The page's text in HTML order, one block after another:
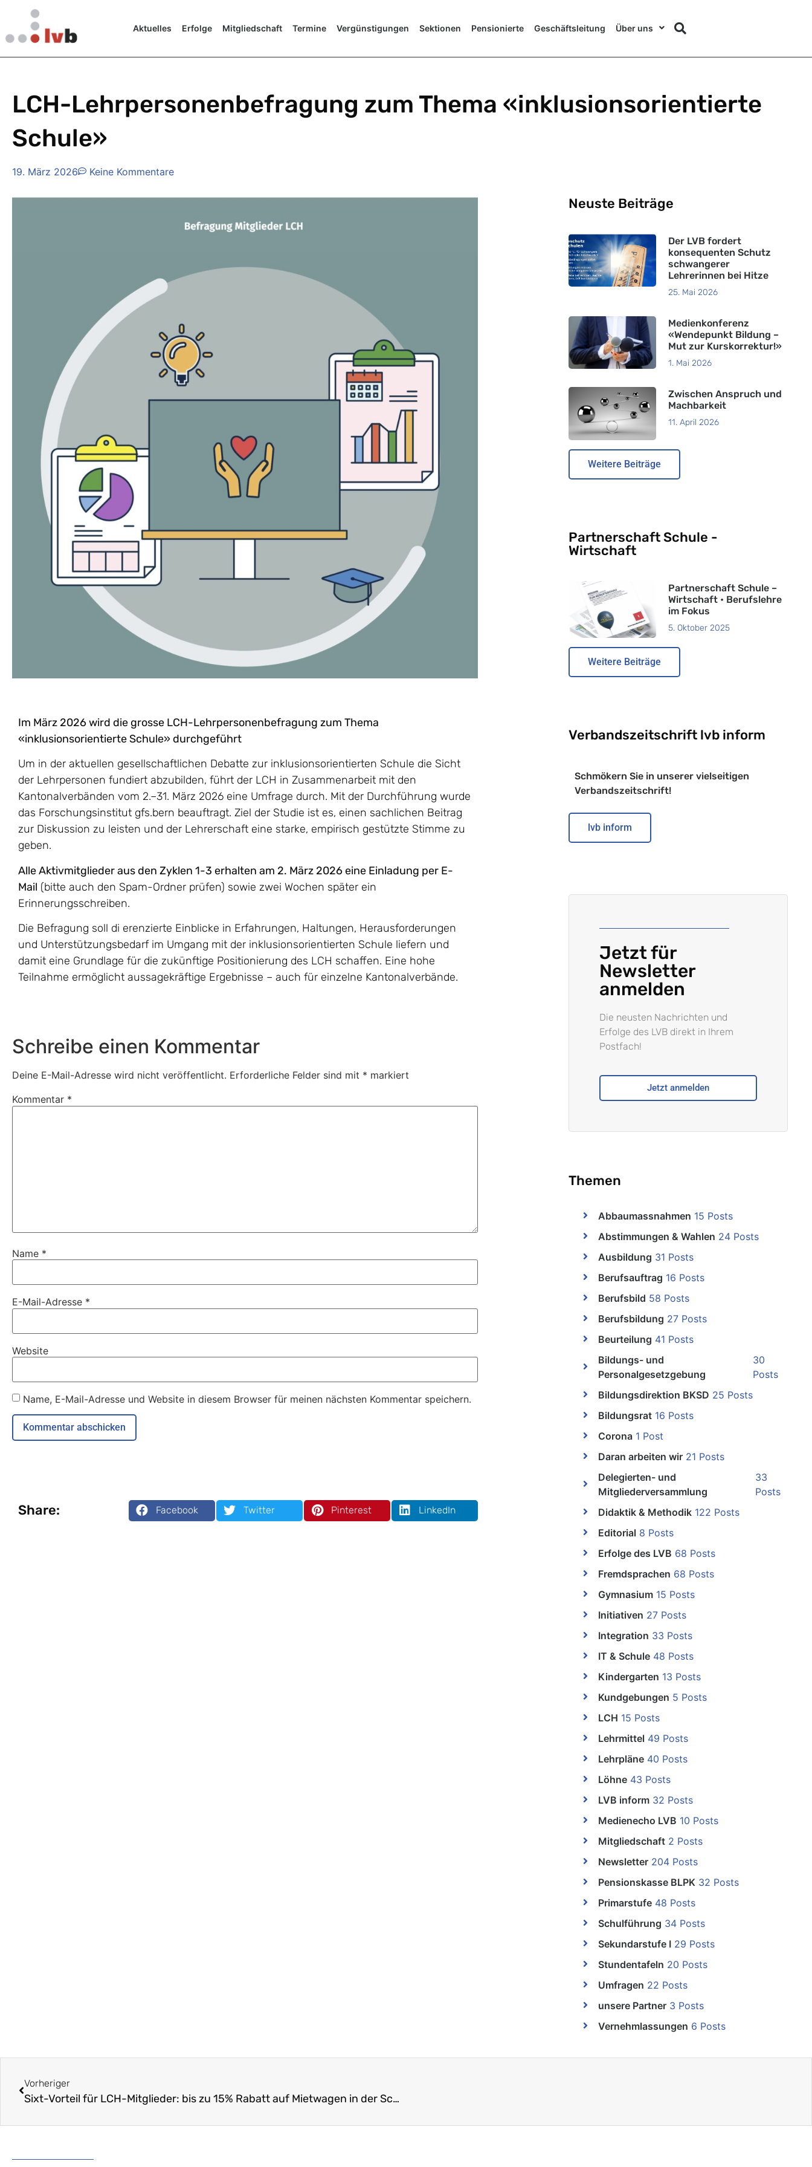
Aktuelles Erfolge Mitgliedschaft Termine Vergünstigungen Sektionen Pensionierte Geschäftsleitung Über uns
LCH-Lehrpersonenbefragung zum Thema «inklusionsorientierte
Schule»
19. März 2026 Keine Kommentare
Im März 2026 wird die grosse LCH-Lehrpersonenbefragung zum Thema
«inklusionsorientierte Schule» durchgeführt
Um in der aktuellen gesellschaftlichen Debatte zur inklusionsorientierten Schule die Sicht
der Lehrpersonen fundiert abzubilden, führt der LCH in Zusammenarbeit mit den
Kantonalverbänden vom 2.–31. März 2026 eine Umfrage durch. Mit der Durchführung wurde
das Forschungsinstitut gfs.bern beauftragt. Ziel der Studie ist es, einen sachlichen Beitrag
zur Diskussion zu leisten und der Lehrerschaft eine starke, empirisch gestützte Stimme zu
geben.
Alle Aktivmitglieder aus den Zyklen 1-3 erhalten am 2. März 2026 eine Einladung per E-
Mail (bitte auch den Spam-Ordner prüfen) sowie zwei Wochen später ein
Erinnerungsschreiben.
Die Befragung soll di erenzierte Einblicke in Erfahrungen, Haltungen, Herausforderungen
und Unterstützungsbedarf im Umgang mit der inklusionsorientierten Schule liefern und
damit eine Grundlage für die zukünftige Positionierung des LCH schaffen. Eine hohe
Teilnahme ermöglicht aussagekräftige Ergebnisse – auch für einzelne Kantonalverbände.
Schreibe einen Kommentar
Deine E-Mail-Adresse wird nicht veröffentlicht. Erforderliche Felder sind mit * markiert
Kommentar *
Name *
E-Mail-Adresse *
Website
Name, E-Mail-Adresse und Website in diesem Browser für meinen nächsten Kommentar speichern.
Share: Facebook Twitter Pinterest LinkedIn
Neuste Beiträge
Der LVB fordert
konsequenten Schutz
schwangerer
Lehrerinnen bei Hitze
25. Mai 2026
Medienkonferenz
«Wendepunkt Bildung –
Mut zur Kurskorrektur!»
1. Mai 2026
Zwischen Anspruch und
Machbarkeit
11. April 2026
Weitere Beiträge
Partnerschaft Schule -
Wirtschaft
Partnerschaft Schule –
Wirtschaft • Berufslehre
im Fokus
5. Oktober 2025
Weitere Beiträge
Verbandszeitschrift lvb inform
Schmökern Sie in unserer vielseitigen
Verbandszeitschrift!
lvb inform
Jetzt für
Newsletter
anmelden
Die neusten Nachrichten und
Erfolge des LVB direkt in Ihrem
Postfach!
Jetzt anmelden
Themen
Abbaumassnahmen 15 Posts
Abstimmungen & Wahlen 24 Posts
Ausbildung 31 Posts
Berufsauftrag 16 Posts
Berufsbild 58 Posts
Berufsbildung 27 Posts
Beurteilung 41 Posts
Bildungs- und
Personalgesetzgebung
30
Posts
Bildungsdirektion BKSD 25 Posts
Bildungsrat 16 Posts
Corona 1 Post
Daran arbeiten wir 21 Posts
Delegierten- und
Mitgliederversammlung
33
Posts
Didaktik & Methodik 122 Posts
Editorial 8 Posts
Erfolge des LVB 68 Posts
Fremdsprachen 68 Posts
Gymnasium 15 Posts
Initiativen 27 Posts
Integration 33 Posts
IT & Schule 48 Posts
Kindergarten 13 Posts
Kundgebungen 5 Posts
LCH 15 Posts
Lehrmittel 49 Posts
Lehrpläne 40 Posts
Löhne 43 Posts
LVB inform 32 Posts
Medienecho LVB 10 Posts
Mitgliedschaft 2 Posts
Newsletter 204 Posts
Pensionskasse BLPK 32 Posts
Primarstufe 48 Posts
Schulführung 34 Posts
Sekundarstufe I 29 Posts
Stundentafeln 20 Posts
Umfragen 22 Posts
unsere Partner 3 Posts
Vernehmlassungen 6 Posts
Vorheriger
Sixt-Vorteil für LCH-Mitglieder: bis zu 15% Rabatt auf Mietwagen in der Schweiz und vielen Ländern